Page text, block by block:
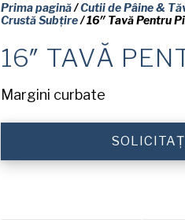
Prima pagină/Cutii de Pâine &
Crustă Subțire/ 16″ Tavă Pentru
16″ TAVĂ
Margini curbate
VĂ
PRIMI